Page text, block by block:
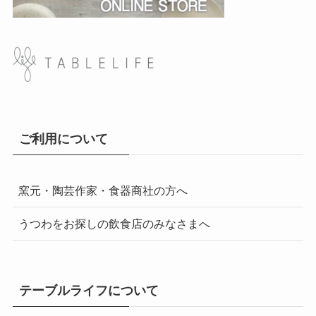
ご利用について
窯元・陶芸作家・食器商社の方へ
うつわをお探しの飲食店のみなさまへ
テーブルライフについて